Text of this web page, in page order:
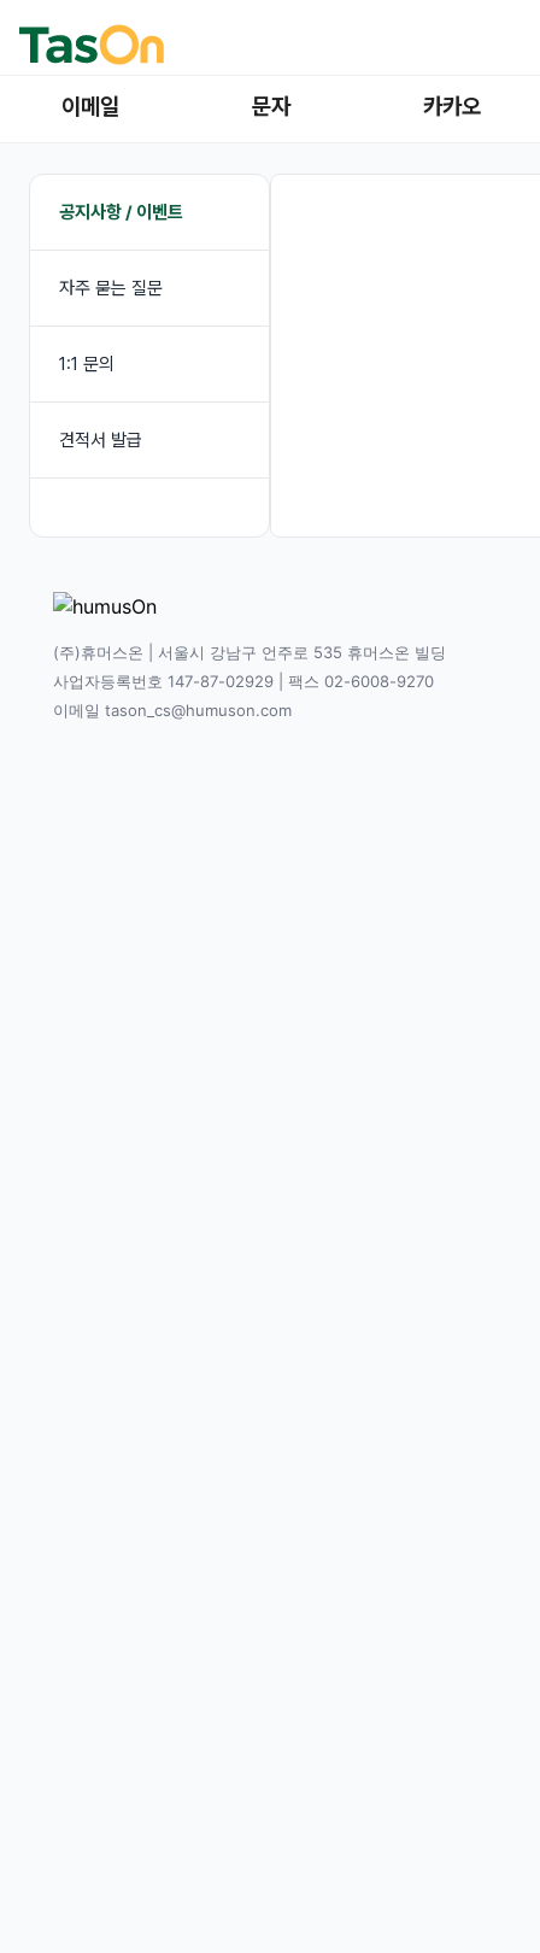
이메일 문자 카카오
공지사항 / 이벤트
자주 묻는 질문
1:1 문의
견적서 발급
(주)휴머스온 | 서울시 강남구 언주로 535 휴머스온 빌딩
사업자등록번호 147-87-02929 | 팩스 02-6008-9270
이메일 tason_cs@humuson.com